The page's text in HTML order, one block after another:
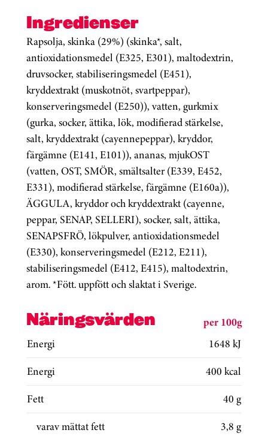
Ingredienser
Rapsolja, skinka (29%) (skinka*, salt,
antioxidationsmedel (E325, E301), maltodextrin,
druvsocker, stabiliseringsmedel (E451),
kryddextrakt (muskotnöt, svartpeppar),
konserveringsmedel (E250)), vatten, gurkmix
(gurka, socker, ättika, lök, modifierad stärkelse,
salt, kryddextrakt (cayennepeppar), kryddor,
färgämne (E141, E101)), ananas, mjukOST
(vatten, OST, SMÖR, smältsalter (E339, E452,
E331), modifierad stärkelse, färgämne (E160a)),
ÄGGULA, kryddor och kryddextrakt (cayenne,
peppar, SENAP, SELLERI), socker, salt, ättika,
SENAPSFRÖ, lökpulver, antioxidationsmedel
(E330), konserveringsmedel (E212, E211),
stabiliseringsmedel (E412, E415), maltodextrin,
arom. *Fött. uppfött och slaktat i Sverige.
Näringsvärden
per 100g
Energi
1648 kJ
Energi
400 kcal
Fett
40 g
varav mättat fett
3,8 g